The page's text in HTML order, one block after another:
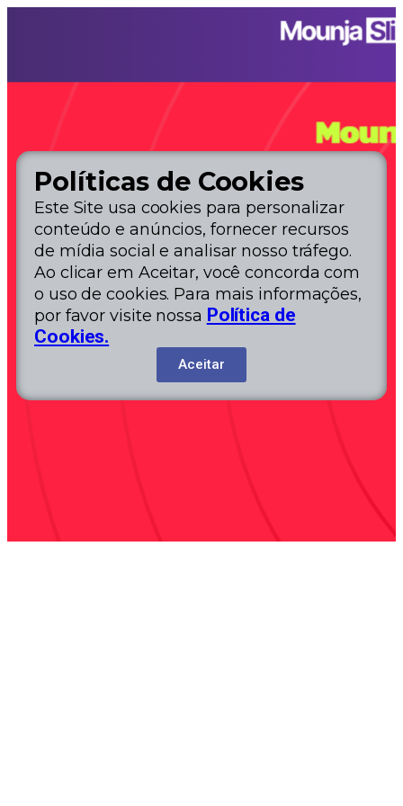
Políticas de Cookies
Este Site usa cookies para personalizar
conteúdo e anúncios, fornecer recursos
de mídia social e analisar nosso tráfego.
Ao clicar em Aceitar, você concorda com
o uso de cookies. Para mais informações,
por favor visite nossa Política de
Cookies.
Aceitar